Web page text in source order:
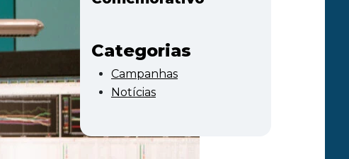
Categorias
Campanhas
Notícias